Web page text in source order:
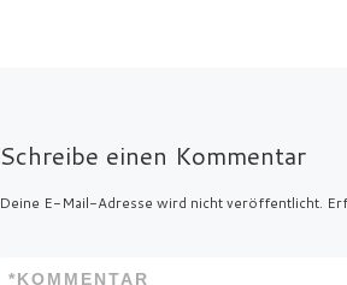
Schreibe einen Kommentar
Deine E-Mail-Adresse wird nicht veröffentlicht.
KOMMENTAR
*